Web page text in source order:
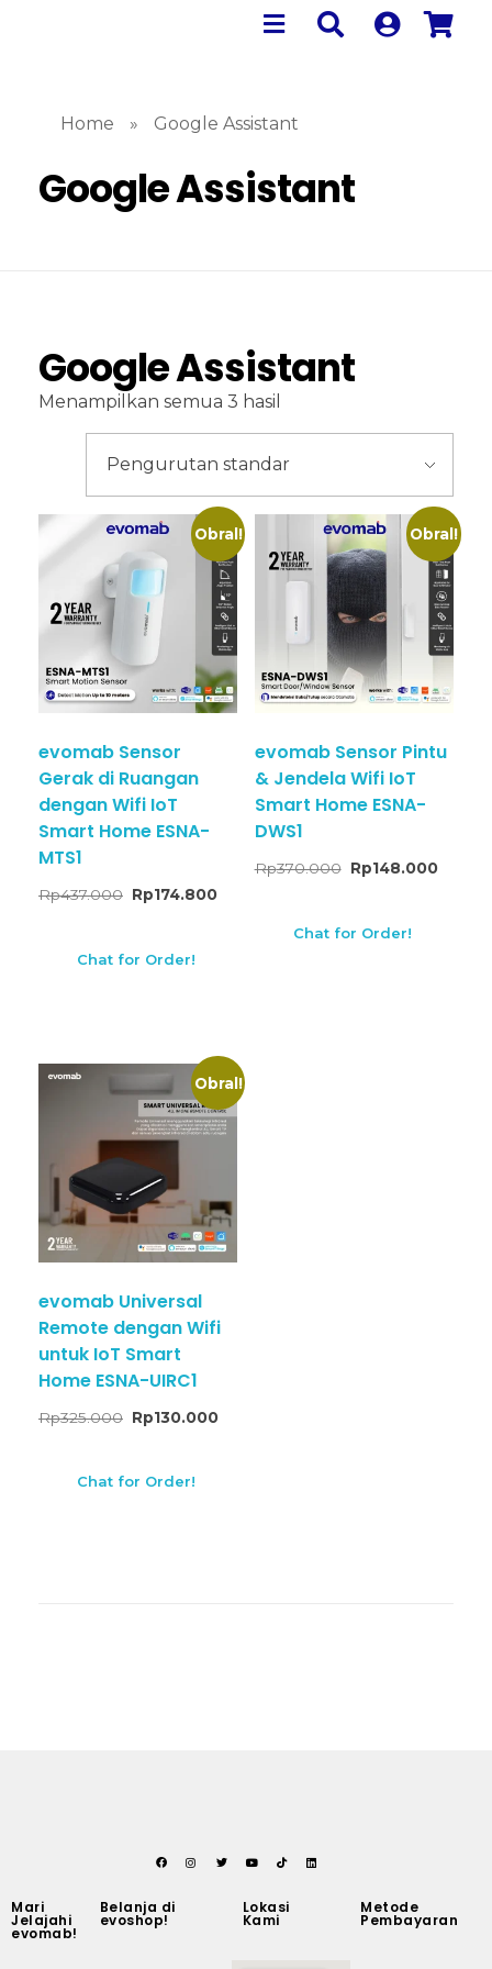
Home » Google Assistant
Google Assistant
Google Assistant
Menampilkan semua 3 hasil
Obral!
evomab Sensor
Gerak di Ruangan
dengan Wifi IoT
Smart Home ESNA-
MTS1
Rp437.000 Rp174.800
Chat for Order!
Obral!
evomab Sensor Pintu
& Jendela Wifi IoT
Smart Home ESNA-
DWS1
Rp370.000 Rp148.000
Chat for Order!
Obral!
evomab Universal
Remote dengan Wifi
untuk IoT Smart
Home ESNA-UIRC1
Rp325.000 Rp130.000
Chat for Order!
Mari
Jelajahi
evomab!
Belanja di
evoshop!
Lokasi
Kami
Metode
Pembayaran